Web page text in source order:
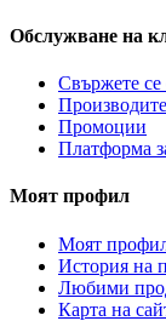
Обслужване на
Свържете се
Промоции
Платформа
Моят профил
Моят
История на
Любими
Карта на